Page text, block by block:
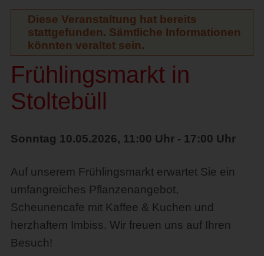
Diese Veranstaltung hat bereits
stattgefunden. Sämtliche Informationen
könnten veraltet sein.
Frühlingsmarkt in
Stoltebüll
Sonntag 10.05.2026, 11:00 Uhr - 17:00 Uhr
Auf unserem Frühlingsmarkt erwartet Sie ein
umfangreiches Pflanzenangebot,
Scheunencafe mit Kaffee & Kuchen und
herzhaftem Imbiss. Wir freuen uns auf Ihren
Besuch!